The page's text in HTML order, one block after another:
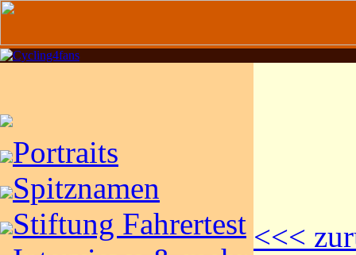
Portraits
Spitznamen
Stiftung Fahrertest <<<